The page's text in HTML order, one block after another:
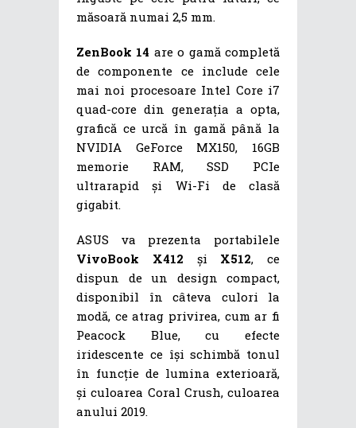
măsoară numai 2,5 mm.
ZenBook 14 are o gamă completă
de componente ce include cele
mai noi procesoare Intel Core i7
quad-core din generația a opta,
grafică ce urcă în gamă până la
NVIDIA GeForce MX150, 16GB
memorie RAM, SSD PCIe
ultrarapid și Wi-Fi de clasă
gigabit.
ASUS va prezenta portabilele
VivoBook X412 și X512, ce
dispun de un design compact,
disponibil în câteva culori la
modă, ce atrag privirea, cum ar fi
Peacock Blue, cu efecte
iridescente ce își schimbă tonul
în funcție de lumina exterioară,
și culoarea Coral Crush, culoarea
anului 2019.